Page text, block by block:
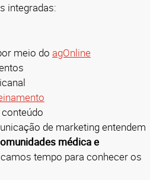
integradas:
meio do agOnline
de marketing entendem
médica e
tempo para conhecer os